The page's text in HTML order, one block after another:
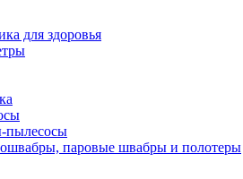
для здоровья
пылесосы
паровые швабры и полотеры